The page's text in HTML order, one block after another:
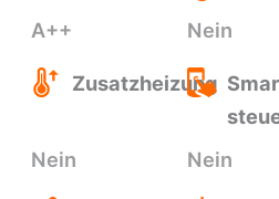
A++
Nein
Zusatzheizung
Nein
Nein